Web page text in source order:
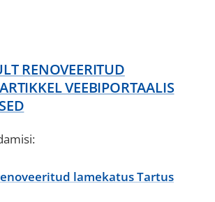
RENOVEERITUD
VEEBIPORTAALIS
lamekatus Tartus